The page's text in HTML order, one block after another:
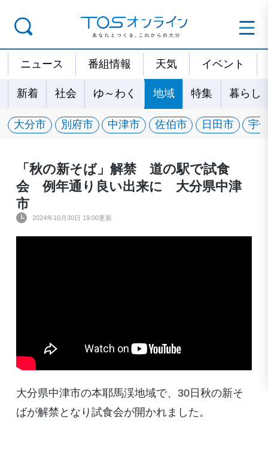
ニュース 番組情報 天気 イベント
新着 社会 ゆ～わく 地域 特集 暮らし
大分市 別府市 中津市 佐伯市 日田市 宇
「秋の新そば」解禁 道の駅で試食
会 例年通り良い出来に 大分県中津
市
2024年10月30日 19:00更新
大分県中津市の本耶馬渓地域で、30日秋の新そ
ばが解禁となり試食会が開かれました。